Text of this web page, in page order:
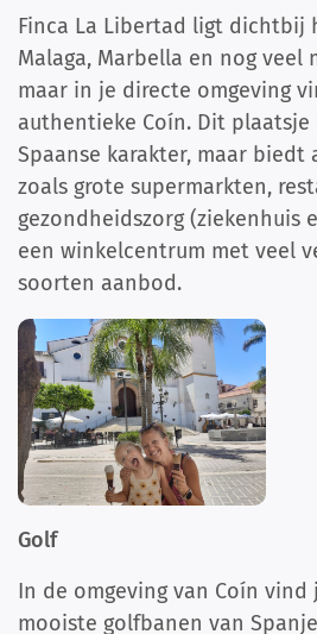
Finca La Libertad ligt dichtbij
Malaga, Marbella en nog veel
maar in je directe omgeving
authentieke Coín. Dit
Spaanse karakter, maar
zoals grote supermarkten,
gezondheidszorg (ziekenhuis
een winkelcentrum met veel
soorten aanbod.
Golf
In de omgeving van Coín vind
mooiste golfbanen van